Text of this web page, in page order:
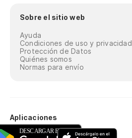
Sobre el sitio web
Ayuda
Condiciones de uso y privacidad
Protección de Datos
Quiénes somos
Normas para envío
Aplicaciones